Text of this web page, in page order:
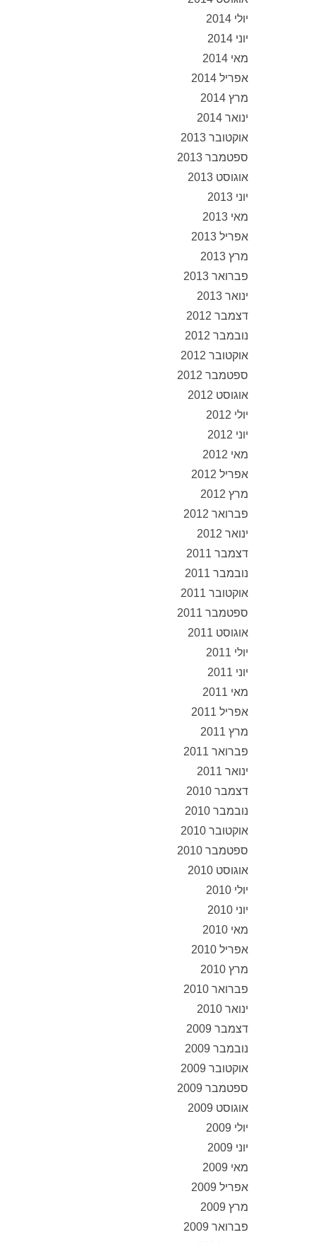
יולי 2014
יוני 2014
מאי 2014
אפריל 2014
מרץ 2014
ינואר 2014
אוקטובר 2013
ספטמבר 2013
אוגוסט 2013
יוני 2013
מאי 2013
אפריל 2013
מרץ 2013
פברואר 2013
ינואר 2013
דצמבר 2012
נובמבר 2012
אוקטובר 2012
ספטמבר 2012
אוגוסט 2012
יולי 2012
יוני 2012
מאי 2012
אפריל 2012
מרץ 2012
פברואר 2012
ינואר 2012
דצמבר 2011
נובמבר 2011
אוקטובר 2011
ספטמבר 2011
אוגוסט 2011
יולי 2011
יוני 2011
מאי 2011
אפריל 2011
מרץ 2011
פברואר 2011
ינואר 2011
דצמבר 2010
נובמבר 2010
אוקטובר 2010
ספטמבר 2010
אוגוסט 2010
יולי 2010
יוני 2010
מאי 2010
אפריל 2010
מרץ 2010
פברואר 2010
ינואר 2010
דצמבר 2009
נובמבר 2009
אוקטובר 2009
ספטמבר 2009
אוגוסט 2009
יולי 2009
יוני 2009
מאי 2009
אפריל 2009
מרץ 2009
פברואר 2009